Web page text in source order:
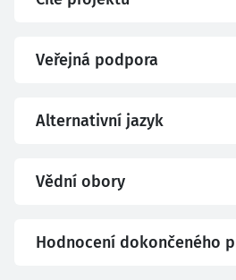
Veřejná podpora
Alternativní jazyk
Vědní obory
Hodnocení dokončeného